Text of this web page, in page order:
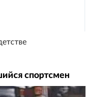
спортсмен